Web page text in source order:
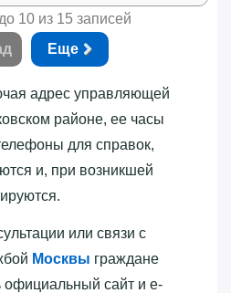
10 из 15 записей
Еще
адрес управляющей
районе, ее часы
для справок,
и, при возникшей
или связи с
Москвы граждане
официальный сайт и e-